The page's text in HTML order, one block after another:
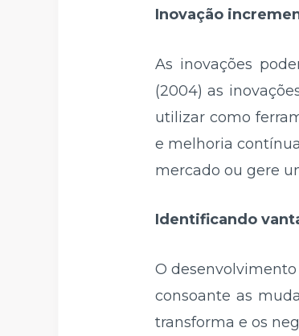
Inovação
As inovações
(2004) as
utilizar como
e melhoria
mercado ou gere
Identificando
O
consoante as
transforma e os